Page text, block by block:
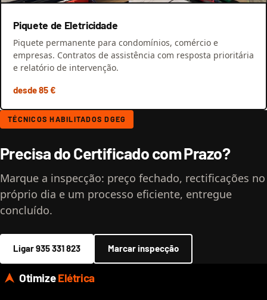
Piquete de Eletricidade
Piquete permanente para condomínios, comércio e
empresas. Contratos de assistência com resposta prioritária
e relatório de intervenção.
desde 85 €
TÉCNICOS HABILITADOS DGEG
Precisa do Certificado com Prazo?
Marque a inspecção: preço fechado, rectificações no
próprio dia e um processo eficiente, entregue
concluído.
Ligar 935 331 823 Marcar inspecção
OtimizeElétrica